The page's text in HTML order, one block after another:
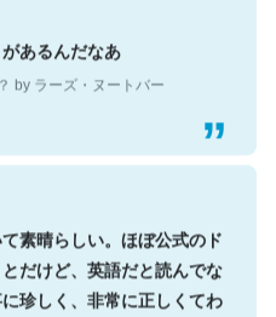
あるんだなあ
by ラーズ・ヌートバー
素晴らしい。ほぼ公式のド
だけど、英語だと読んでな
珍しく、非常に正しくてわ